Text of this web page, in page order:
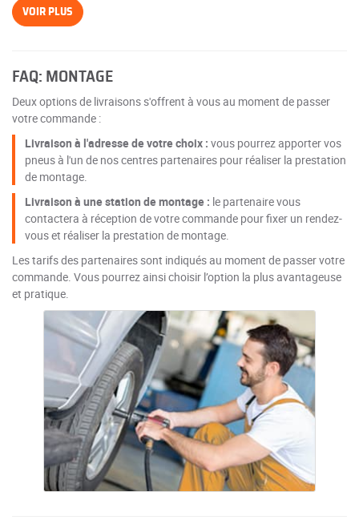
VOIR PLUS
FAQ: MONTAGE
Deux options de livraisons s'offrent à vous au moment de passer
votre commande :
Livraison à l'adresse de votre choix : vous pourrez apporter vos
pneus à l'un de nos centres partenaires pour réaliser la prestation
de montage.
Livraison à une station de montage : le partenaire vous
contactera à réception de votre commande pour fixer un rendez-
vous et réaliser la prestation de montage.
Les tarifs des partenaires sont indiqués au moment de passer votre
commande. Vous pourrez ainsi choisir l’option la plus avantageuse
et pratique.